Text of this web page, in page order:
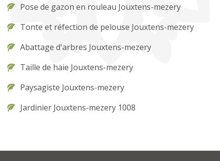
Pose de gazon en rouleau Jouxtens-mezery
Tonte et réfection de pelouse Jouxtens-mezery
Abattage d'arbres Jouxtens-mezery
Taille de haie Jouxtens-mezery
Paysagiste Jouxtens-mezery
Jardinier Jouxtens-mezery 1008